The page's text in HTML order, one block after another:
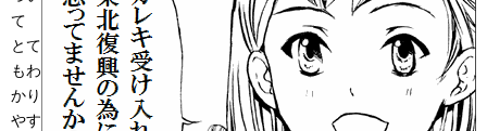
て
とて
もわ
かり
やす